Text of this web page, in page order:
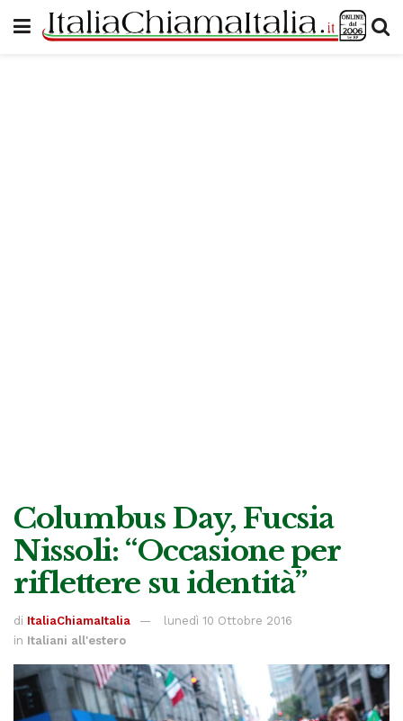
Columbus Day, Fucsia
Nissoli: “Occasione per
riflettere su identità”
di ItaliaChiamaItalia
lunedì 10 Ottobre 2016
in Italiani all'estero